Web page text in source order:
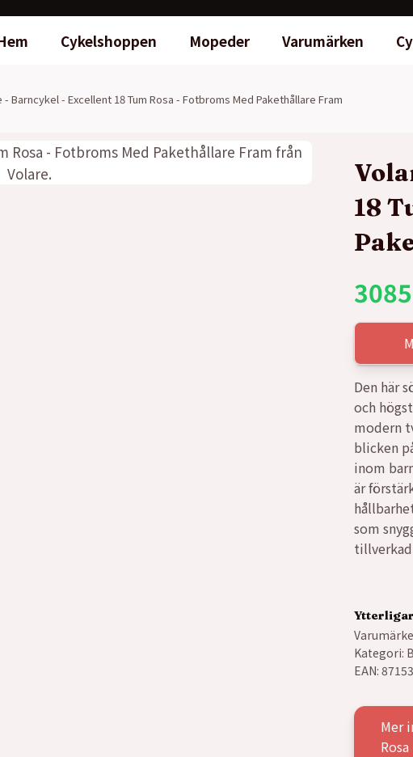
Cykelshoppen Mopeder Varumärken
- Barncykel - Excellent 18 Tum Rosa - Fotbroms Med Pakethållare Fram
18
Den här
och
modern
blicken
inom
är
som
Kategori:
EAN:
Mer